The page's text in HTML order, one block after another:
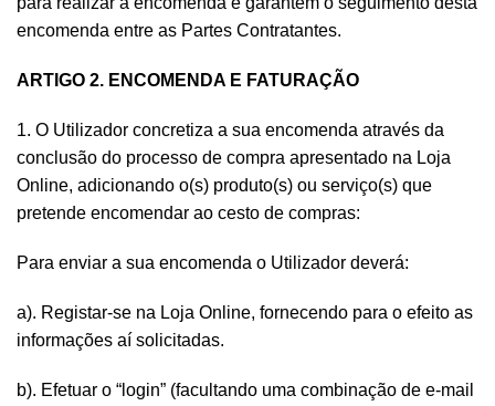
encomenda entre as Partes Contratantes.
ARTIGO 2. ENCOMENDA E FATURAÇÃO
1. O Utilizador concretiza a sua encomenda através da
conclusão do processo de compra apresentado na Loja
Online, adicionando o(s) produto(s) ou serviço(s) que
pretende encomendar ao cesto de compras:
Para enviar a sua encomenda o Utilizador deverá:
a). Registar-se na Loja Online, fornecendo para o efeito as
informações aí solicitadas.
b). Efetuar o “login” (facultando uma combinação de e-mail